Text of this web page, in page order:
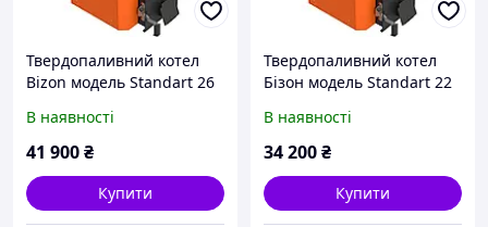
Твердопаливний котел
Bizon модель Standart 26
В наявності
41 900₴
Купити
Твердопаливний котел
Бізон модель Standart 22
В наявності
34 200₴
Купити